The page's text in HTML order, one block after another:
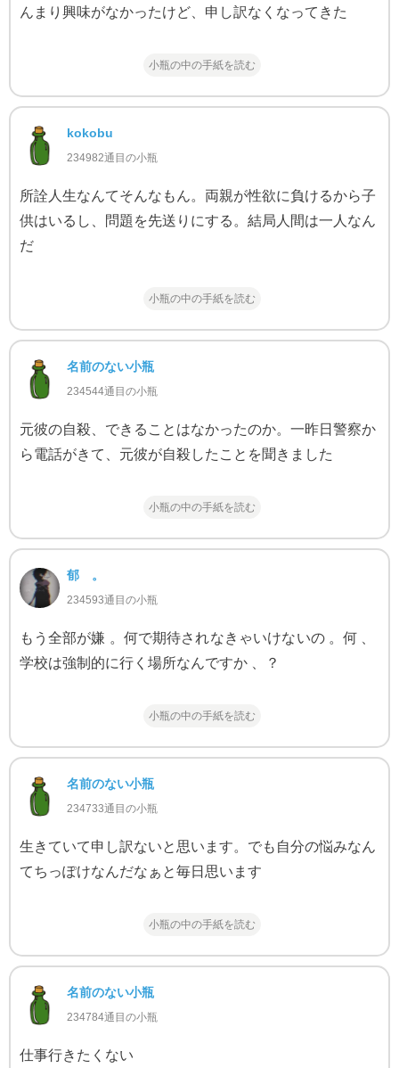
んまり興味がなかったけど、申し訳なくなってきた
小瓶の中の手紙を読む
kokobu
234982通目の小瓶
所詮人生なんてそんなもん。両親が性欲に負けるから子
供はいるし、問題を先送りにする。結局人間は一人なん
だ
小瓶の中の手紙を読む
名前のない小瓶
234544通目の小瓶
元彼の自殺、できることはなかったのか。一昨日警察か
ら電話がきて、元彼が自殺したことを聞きました
小瓶の中の手紙を読む
郁 。
234593通目の小瓶
もう全部が嫌 。何で期待されなきゃいけないの 。何 、
学校は強制的に行く場所なんですか 、？
小瓶の中の手紙を読む
名前のない小瓶
234733通目の小瓶
生きていて申し訳ないと思います。でも自分の悩みなん
てちっぽけなんだなぁと毎日思います
小瓶の中の手紙を読む
名前のない小瓶
234784通目の小瓶
仕事行きたくない